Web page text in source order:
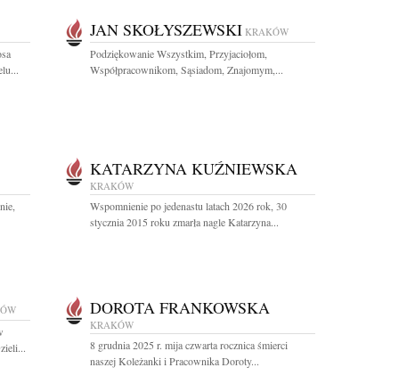
JAN SKOŁYSZEWSKI KRAKÓW
Podziękowanie Wszystkim, Przyjaciołom,
Współpracownikom, Sąsiadom, Znajomym,...
KATARZYNA KUŹNIEWSKA
KRAKÓW
Wspomnienie po jedenastu latach 2026 rok, 30
stycznia 2015 roku zmarła nagle Katarzyna...
DOROTA FRANKOWSKA
KRAKÓW
8 grudnia 2025 r. mija czwarta rocznica śmierci
naszej Koleżanki i Pracownika Doroty...